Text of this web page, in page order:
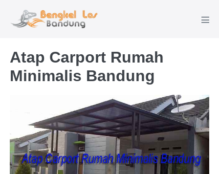
Atap Carport Rumah
Minimalis Bandung